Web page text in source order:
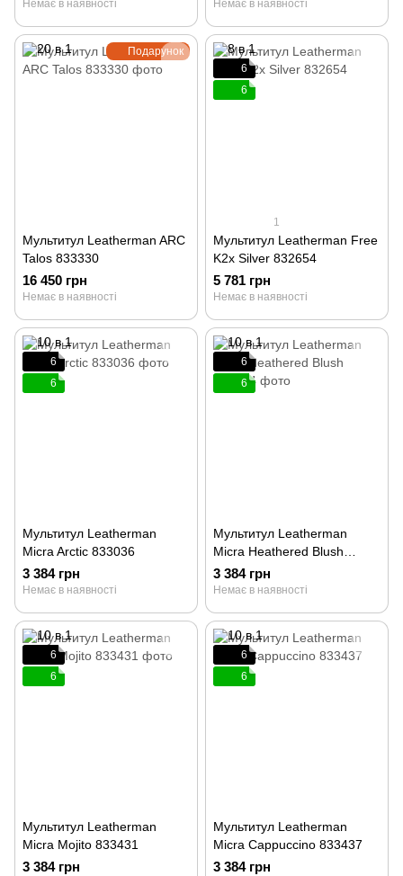
Немає в наявності Немає в наявності
Подарунок
Мультитул Leatherman ARC
Talos 833330
16 450 грн
Немає в наявності
6
6
1
Мультитул Leatherman Free
K2x Silver 832654
5 781 грн
Немає в наявності
6
6
Мультитул Leatherman
Micra Arctic 833036
3 384 грн
Немає в наявності
6
6
Мультитул Leatherman
Micra Heathered Blush
833434
3 384 грн
Немає в наявності
6
6
Мультитул Leatherman
Micra Mojito 833431
3 384 грн
6
6
Мультитул Leatherman
Micra Cappuccino 833437
3 384 грн